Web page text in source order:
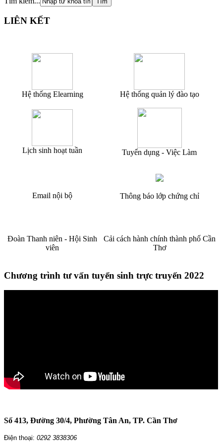
LIÊN KẾT
Hệ thống Elearning Hệ thống quản lý đào tạo
Lịch sinh hoạt tuần Tuyển dụng - Việc Làm
Email nội bộ Thông báo lớp chứng chỉ
Đoàn Thanh niên - Hội Sinh
viên
Cải cách hành chính thành phố Cần
Thơ
Chương trình tư vấn tuyển sinh trực truyến 2022
Số 413, Đường 30/4, Phường Tân An, TP. Cần Thơ
Điện thoại: 0292 3838306